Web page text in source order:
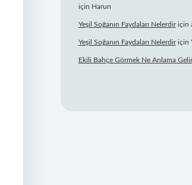
için Harun
Yeşil Soğanın Faydaları Nelerdiriçin
Yeşil Soğanın Faydaları Nelerdiriçin
Ekili Bahçe Görmek Ne Anlama Gelir